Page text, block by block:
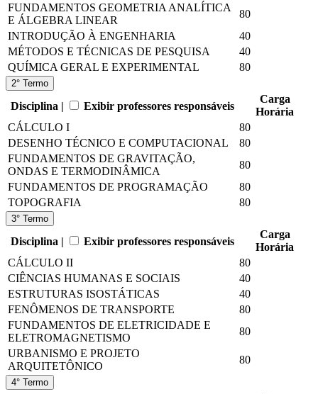
FUNDAMENTOS GEOMETRIA ANALÍTICA
E ÁLGEBRA LINEAR
80
INTRODUÇÃO À ENGENHARIA
40
MÉTODOS E TÉCNICAS DE PESQUISA
40
QUÍMICA GERAL E EXPERIMENTAL
80
2° Termo
Disciplina | Exibir professores responsáveis
Carga
Horária
CÁLCULO I
80
DESENHO TÉCNICO E COMPUTACIONAL
80
FUNDAMENTOS DE GRAVITAÇÃO,
ONDAS E TERMODINÂMICA
80
FUNDAMENTOS DE PROGRAMAÇÃO
80
TOPOGRAFIA
80
3° Termo
Disciplina | Exibir professores responsáveis
Carga
Horária
CÁLCULO II
80
CIÊNCIAS HUMANAS E SOCIAIS
40
ESTRUTURAS ISOSTÁTICAS
40
FENÔMENOS DE TRANSPORTE
80
FUNDAMENTOS DE ELETRICIDADE E
ELETROMAGNETISMO
80
URBANISMO E PROJETO
ARQUITETÔNICO
80
4° Termo